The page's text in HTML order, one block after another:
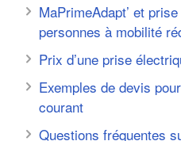
MaPrimeAdapt’ et
personnes à mobilité
Prix d’une prise
Exemples de devis
courant
Questions fréquentes